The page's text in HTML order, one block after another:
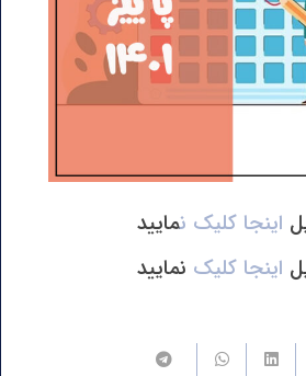
اینجا کلیک نمایید
اینجا کلیک نمایید